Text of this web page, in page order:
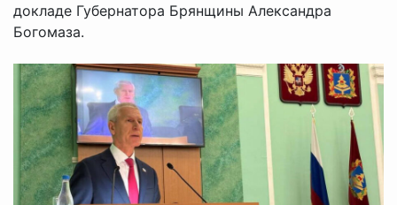
докладе Губернатора Брянщины Александра
Богомаза.